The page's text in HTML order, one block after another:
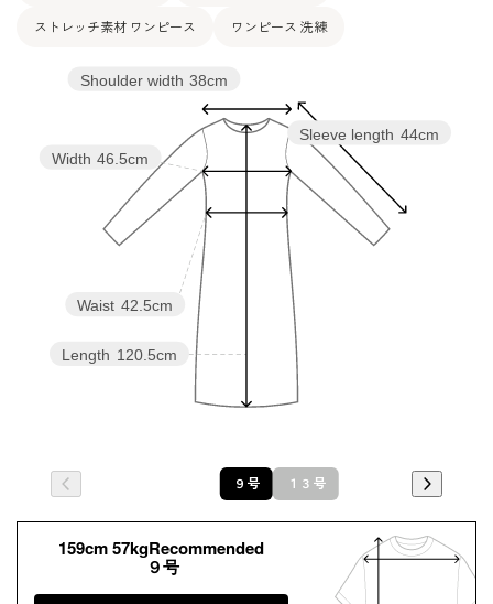
ストレッチ素材 ワンピース ワンピース 洗練
Sleeve length 44cm
Length 120.5cm
Waist 42.5cm
Width 46.5cm
Shoulder width 38cm
９号 １３号
159cm 57kgRecommended
９号